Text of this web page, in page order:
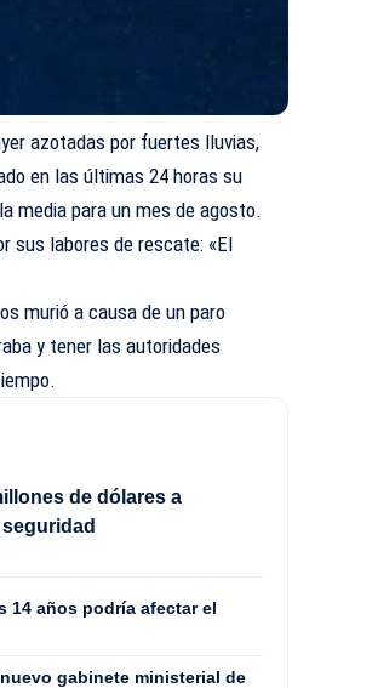
azotadas por fuertes lluvias,
en las últimas 24horas su
media para un mes de agosto.
sus labores de rescate: «El
murió a causa de un paro
y tener las autoridades
de dólares a
14 años podría afectar el
gabinete ministerial de